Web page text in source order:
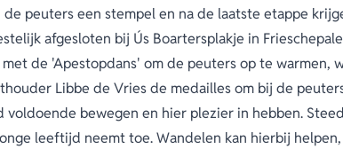
peuters een stempel en na de laatste etappe
afgesloten bij Ús Boartersplakje in
de 'Apestopdans' om de peuters op te warmen,
Libbe de Vries de medailles om bij de
bewegen en hier plezier in hebben.
leeftijd neemt toe. Wandelen kan hierbij